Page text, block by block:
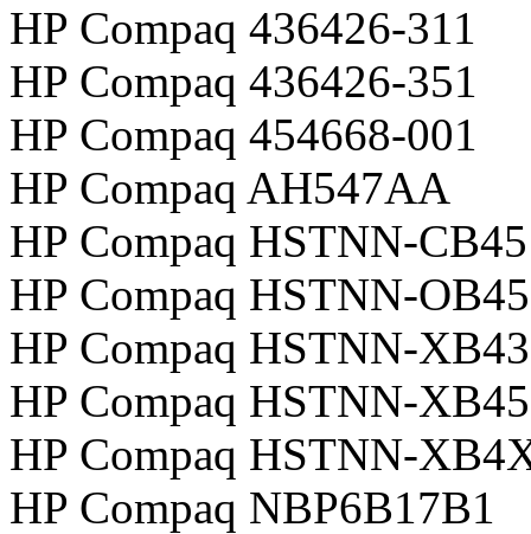
HP Compaq 436426-311
HP Compaq 436426-351
HP Compaq 454668-001
HP Compaq AH547AA
HP Compaq HSTNN-CB45
HP Compaq HSTNN-OB45
HP Compaq HSTNN-XB43
HP Compaq HSTNN-XB45
HP Compaq HSTNN-
HP Compaq NBP6B17B1